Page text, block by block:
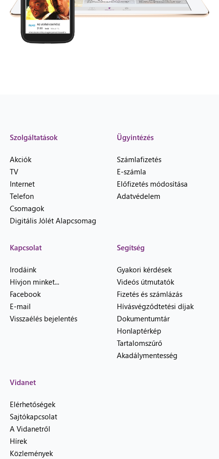
Szolgáltatások
Akciók
TV
Internet
Telefon
Csomagok
Digitális Jólét Alapcsomag
Ügyintézés
Számlafizetés
E-számla
Előfizetés módosítása
Adatvédelem
Kapcsolat
Irodáink
Hívjon minket...
Facebook
E-mail
Visszaélés bejelentés
Segítség
Gyakori kérdések
Videós útmutatók
Fizetés és számlázás
Hívásvégződtetési díjak
Dokumentumtár
Honlaptérkép
Tartalomszűrő
Akadálymentesség
Vidanet
Elérhetőségek
Sajtókapcsolat
A Vidanetről
Hírek
Közlemények